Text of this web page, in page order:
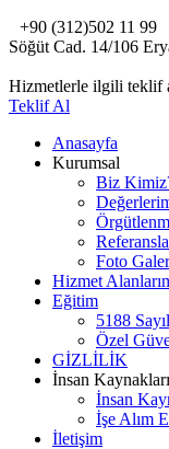
+90 (312)502 11 99
Söğüt Cad. 14/106
Hizmetlerle ilgili teklif
Teklif Al
Anasayfa
Kurumsal
Biz
Foto
Hizmet
Eğitim
5188
Özel
GİZLİLİK
İnsan Kaynakları
İnsan
İşe Alım
İletişim